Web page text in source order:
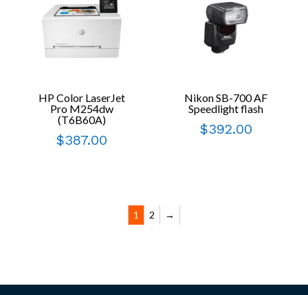
HP Color LaserJet
Pro M254dw
(T6B60A)
$387.00
Nikon SB-700 AF
Speedlight flash
$392.00
1 2 →